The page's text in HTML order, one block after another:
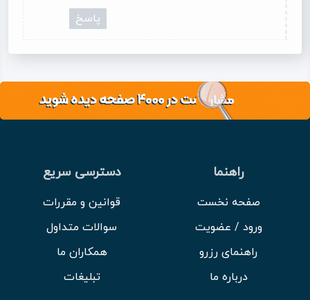
پاسخ
راهنما
صفحه نخست
ورود / عضویت
راهنمای رزرو
درباره ما
دسترسی سریع
قوانین و مقررات
سوالات متداول
همکاران ما
تبلیغات